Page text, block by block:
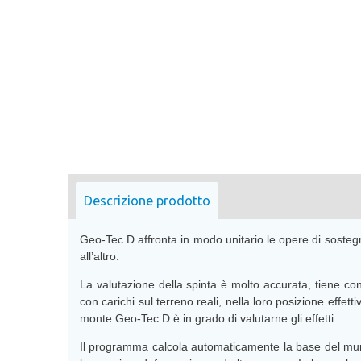
Descrizione prodotto
Geo-Tec D affronta in modo unitario le opere di
all’altro.
La valutazione della spinta è molto accurata, tiene
con carichi sul terreno reali, nella loro posizione
monte Geo-Tec D è in grado di valutarne gli effetti.
Il programma calcola automaticamente la base del